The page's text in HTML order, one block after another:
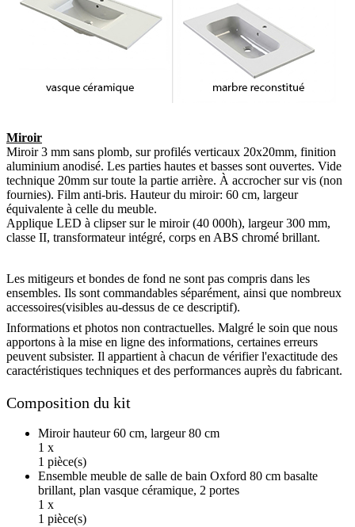
Miroir
Miroir 3 mm sans plomb, sur profilés verticaux 20x20mm, finition
aluminium anodisé. Les parties hautes et basses sont ouvertes. Vide
technique 20mm sur toute la partie arrière. À accrocher sur vis (non
fournies). Film anti-bris. Hauteur du miroir: 60 cm, largeur
équivalente à celle du meuble.
Applique LED à clipser sur le miroir (40 000h), largeur 300 mm,
classe II, transformateur intégré, corps en ABS chromé brillant.
Les mitigeurs et bondes de fond ne sont pas compris dans les
ensembles. Ils sont commandables séparément, ainsi que nombreux
accessoires(visibles au-dessus de ce descriptif).
Informations et photos non contractuelles. Malgré le soin que nous
apportons à la mise en ligne des informations, certaines erreurs
peuvent subsister. Il appartient à chacun de vérifier l'exactitude des
caractéristiques techniques et des performances auprès du fabricant.
Composition du kit
Miroir hauteur 60 cm, largeur 80 cm
1 x
1 pièce(s)
Ensemble meuble de salle de bain Oxford 80 cm basalte
brillant, plan vasque céramique, 2 portes
1 x
1 pièce(s)